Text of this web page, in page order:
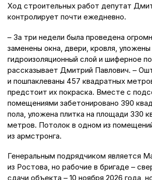
Ход строительных работ депутат
контролирует почти ежедневно.
– За три недели была проведена
заменены окна, двери, кровля, уложены
гидроизоляционный слой и шиферное
рассказывает Дмитрий Павлович. –
и пошпаклеваны 457 квадратных
предстоит их покраска. Вместе с
помещениями забетонировано 390
пола, уложена плитка на площади 330
метров. Потолок в одном из
из армстронга.
Генеральным подрядчиком является
из Ростова, но рабочие в бригаде –
сдачи объекта – 10 ноября 2026 года,